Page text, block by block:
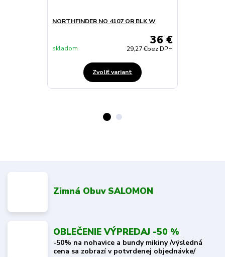
NORTHFINDER NO 4107 OR BLK W
36 €
29,27 €bez DPH
skladom
Zvoliť variant
Zimná Obuv SALOMON
OBLEČENIE VÝPREDAJ -50 %
-50% na nohavice a bundy mikiny /výsledná
cena sa zobrazí v potvrdenej objednávke/